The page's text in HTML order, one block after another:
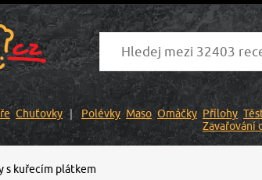
Chuťovky Polévky Maso Omáčky Přílohy
Zavařování
s kuřecím plátkem